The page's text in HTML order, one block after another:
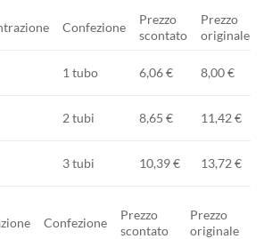
Confezione
Prezzo
scontato
Prezzo
originale
1 tubo 6,06 € 8,00 €
2 tubi 8,65 € 11,42 €
3 tubi 10,39 € 13,72 €
Confezione
Prezzo
scontato
Prezzo
originale